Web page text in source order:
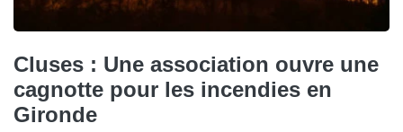
Cluses : Une association ouvre une
cagnotte pour les incendies en
Gironde